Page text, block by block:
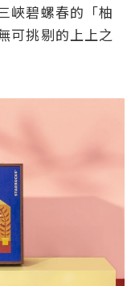
峽碧螺春的「柚
可挑剔的上上之